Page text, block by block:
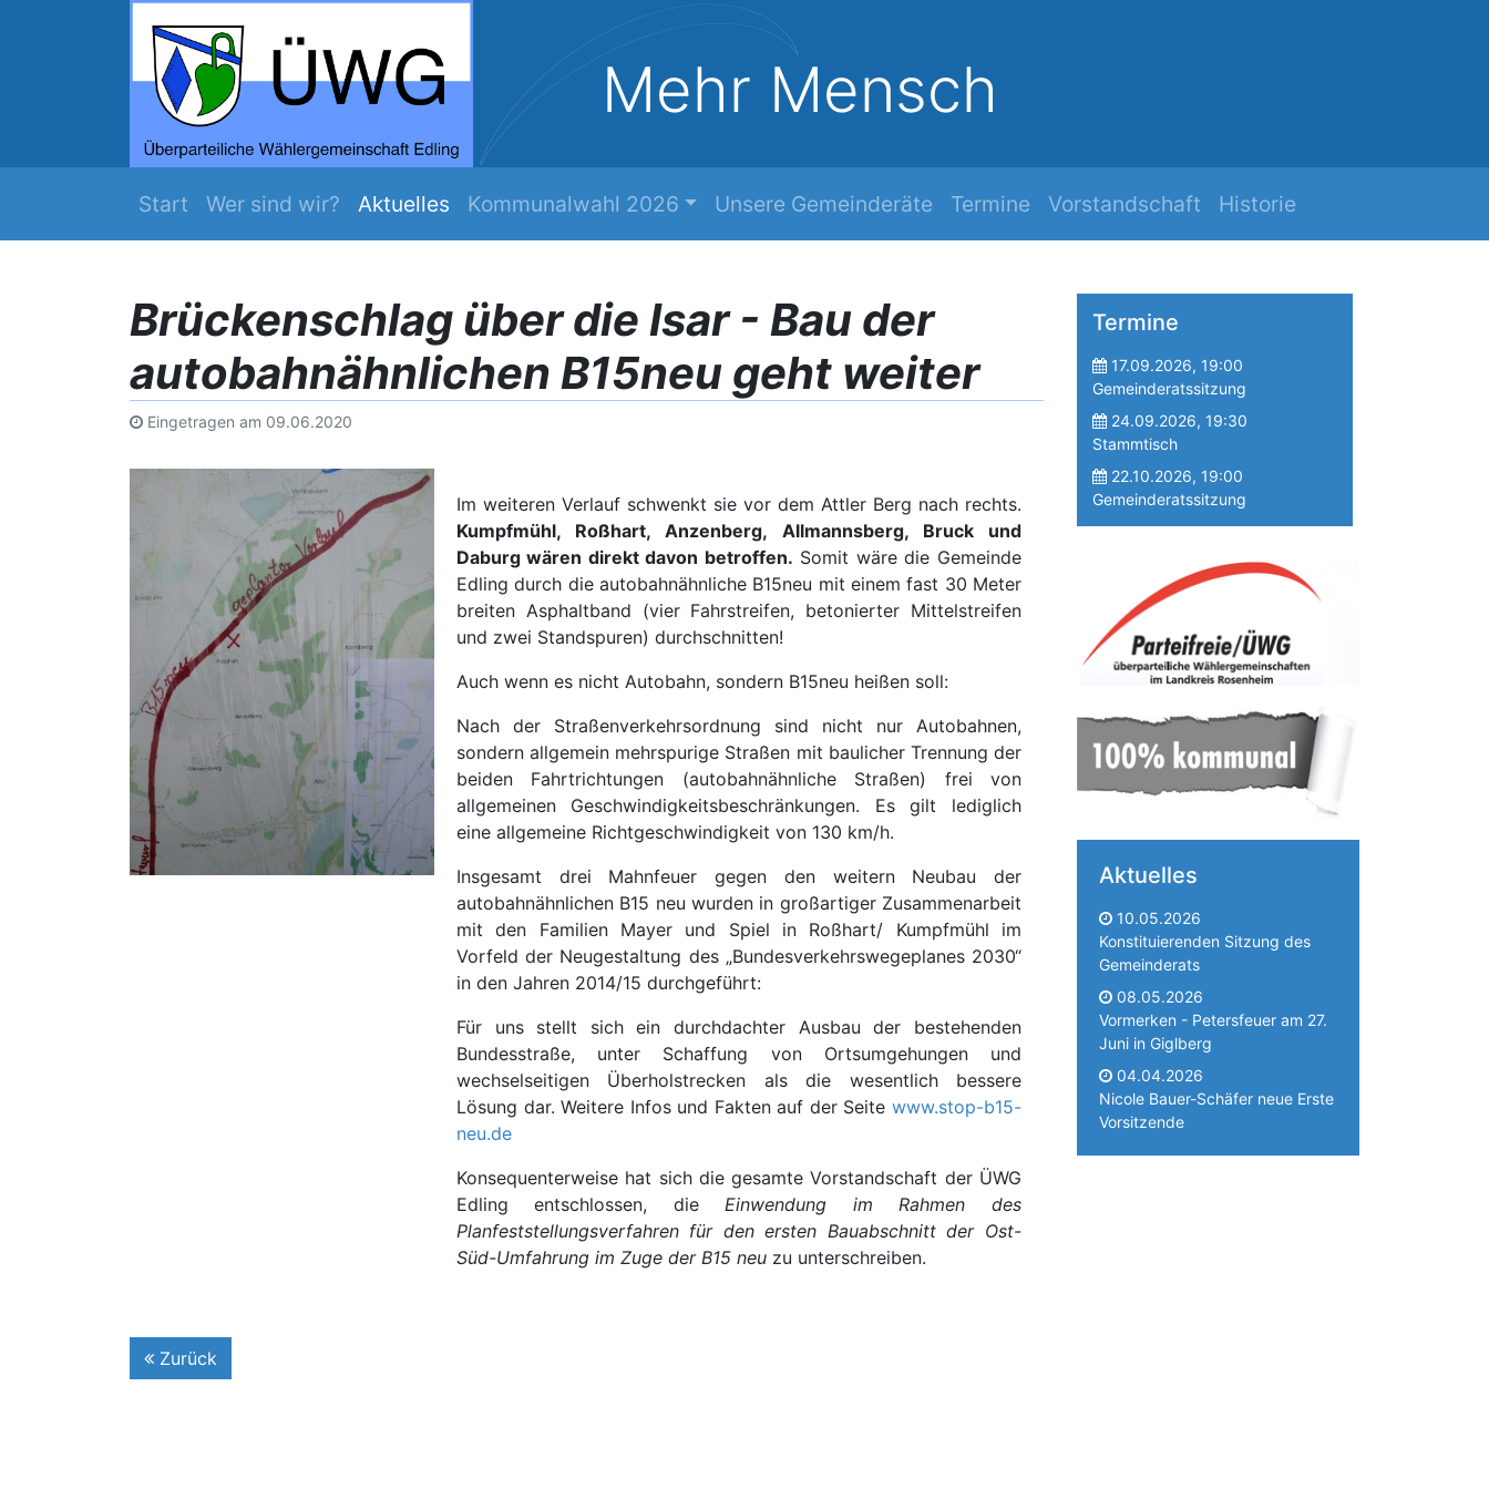
WERDS ... Mehr Mensch
Mehr Edling
Start Wer sind wir? Aktuelles Kommunalwahl 2026 Unsere Gemeinderäte Termine Vorstandschaft Historie
Brückenschlag über die Isar - Bau der
autobahnähnlichen B15neu geht weiter
Eingetragen am 09.06.2020
Im weiteren Verlauf schwenkt sie vor dem Attler Berg nach rechts.
Kumpfmühl, Roßhart, Anzenberg, Allmannsberg, Bruck und
Daburg wären direkt davon betroffen. Somit wäre die Gemeinde
Edling durch die autobahnähnliche B15neu mit einem fast 30 Meter
breiten Asphaltband (vier Fahrstreifen, betonierter Mittelstreifen
und zwei Standspuren) durchschnitten!
Auch wenn es nicht Autobahn, sondern B15neu heißen soll:
Nach der Straßenverkehrsordnung sind nicht nur Autobahnen,
sondern allgemein mehrspurige Straßen mit baulicher Trennung der
beiden Fahrtrichtungen (autobahnähnliche Straßen) frei von
allgemeinen Geschwindigkeitsbeschränkungen. Es gilt lediglich
eine allgemeine Richtgeschwindigkeit von 130 km/h.
Insgesamt drei Mahnfeuer gegen den weitern Neubau der
autobahnähnlichen B15 neu wurden in großartiger Zusammenarbeit
mit den Familien Mayer und Spiel in Roßhart/ Kumpfmühl im
Vorfeld der Neugestaltung des „Bundesverkehrswegeplanes 2030“
in den Jahren 2014/15 durchgeführt:
Für uns stellt sich ein durchdachter Ausbau der bestehenden
Bundesstraße, unter Schaffung von Ortsumgehungen und
wechselseitigen Überholstrecken als die wesentlich bessere
Lösung dar. Weitere Infos und Fakten auf der Seite www.stop-b15-
neu.de
Konsequenterweise hat sich die gesamte Vorstandschaft der ÜWG
Edling entschlossen, dieEinwendung im Rahmen des
Planfeststellungsverfahren für den ersten Bauabschnitt der Ost-
Süd-Umfahrung im Zuge der B15 neuzu unterschreiben.
Zurück
Termine
17.09.2026, 19:00
Gemeinderatssitzung
24.09.2026, 19:30
Stammtisch
22.10.2026, 19:00
Gemeinderatssitzung
Aktuelles
10.05.2026
Konstituierenden Sitzung des
Gemeinderats
08.05.2026
Vormerken - Petersfeuer am 27.
Juni in Giglberg
04.04.2026
Nicole Bauer-Schäfer neue Erste
Vorsitzende